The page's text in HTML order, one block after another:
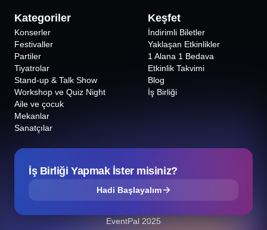
Kategoriler
Konserler
Festivaller
Partiler
Tiyatrolar
Stand-up & Talk Show
Workshop ve Quiz Night
Aile ve çocuk
Mekanlar
Sanatçılar
Keşfet
İndirimli Biletler
Yaklaşan Etkinlikler
1 Alana 1 Bedava
Etkinlik Takvimi
Blog
İş Birliği
İş Birliği Yapmak İster misiniz?
Hadi Başlayalım
EventPal 2025